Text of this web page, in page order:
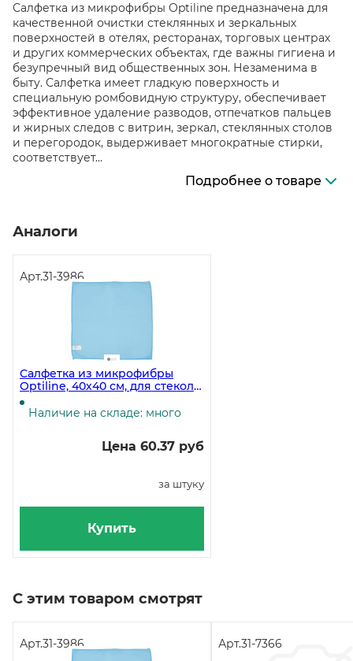
Салфетка из микрофибры Оptiline предназначена для
качественной очистки стеклянных и зеркальных
поверхностей в отелях, ресторанах, торговых центрах
и других коммерческих объектах, где важны гигиена и
безупречный вид общественных зон. Незаменима в
быту. Салфетка имеет гладкую поверхность и
специальную ромбовидную структуру, обеспечивает
эффективное удаление разводов, отпечатков пальцев
и жирных следов с витрин, зеркал, стеклянных столов
и перегородок, выдерживает многократные стирки,
соответствует...
Подробнее о товаре
Аналоги
Арт.31-3986
Салфетка из микрофибры
Optiline, 40х40 см, для стекол
и зеркал, 270 г/м2, голубая
Наличие на складе: много
Цена 60.37 руб
за штуку
Купить
С этим товаром смотрят
Арт.31-3986 Арт.31-7366